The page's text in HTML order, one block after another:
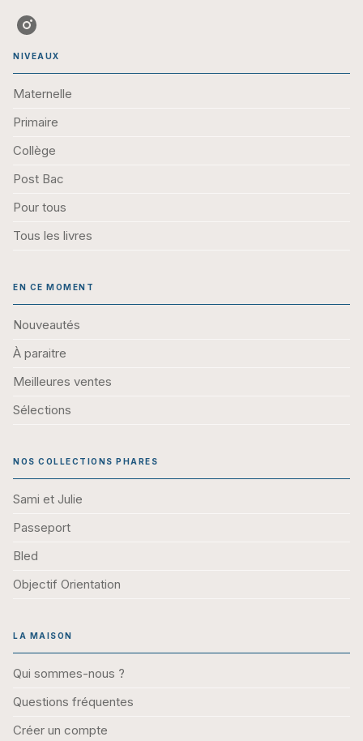
NIVEAUX
Maternelle
Primaire
Collège
Post Bac
Pour tous
Tous les livres
EN CE MOMENT
Nouveautés
À paraitre
Meilleures ventes
Sélections
NOS COLLECTIONS PHARES
Sami et Julie
Passeport
Bled
Objectif Orientation
LA MAISON
Qui sommes-nous ?
Questions fréquentes
Créer un compte